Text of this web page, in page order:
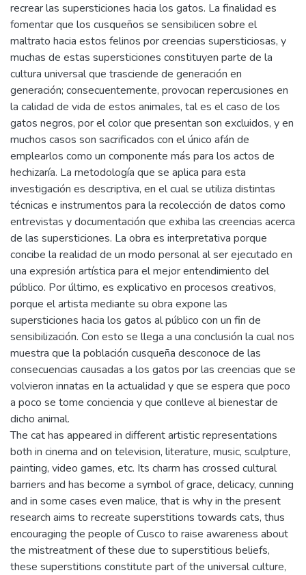
recrear las supersticiones hacia los gatos. La finalidad es
fomentar que los cusqueños se sensibilicen sobre el
maltrato hacia estos felinos por creencias supersticiosas, y
muchas de estas supersticiones constituyen parte de la
cultura universal que trasciende de generación en
generación; consecuentemente, provocan repercusiones en
la calidad de vida de estos animales, tal es el caso de los
gatos negros, por el color que presentan son excluidos, y en
muchos casos son sacrificados con el único afán de
emplearlos como un componente más para los actos de
hechizaría. La metodología que se aplica para esta
investigación es descriptiva, en el cual se utiliza distintas
técnicas e instrumentos para la recolección de datos como
entrevistas y documentación que exhiba las creencias acerca
de las supersticiones. La obra es interpretativa porque
concibe la realidad de un modo personal al ser ejecutado en
una expresión artística para el mejor entendimiento del
público. Por último, es explicativo en procesos creativos,
porque el artista mediante su obra expone las
supersticiones hacia los gatos al público con un fin de
sensibilización. Con esto se llega a una conclusión la cual nos
muestra que la población cusqueña desconoce de las
consecuencias causadas a los gatos por las creencias que se
volvieron innatas en la actualidad y que se espera que poco
a poco se tome conciencia y que conlleve al bienestar de
dicho animal.
The cat has appeared in different artistic representations
both in cinema and on television, literature, music, sculpture,
painting, video games, etc. Its charm has crossed cultural
barriers and has become a symbol of grace, delicacy, cunning
and in some cases even malice, that is why in the present
research aims to recreate superstitions towards cats, thus
encouraging the people of Cusco to raise awareness about
the mistreatment of these due to superstitious beliefs,
these superstitions constitute part of the universal culture,